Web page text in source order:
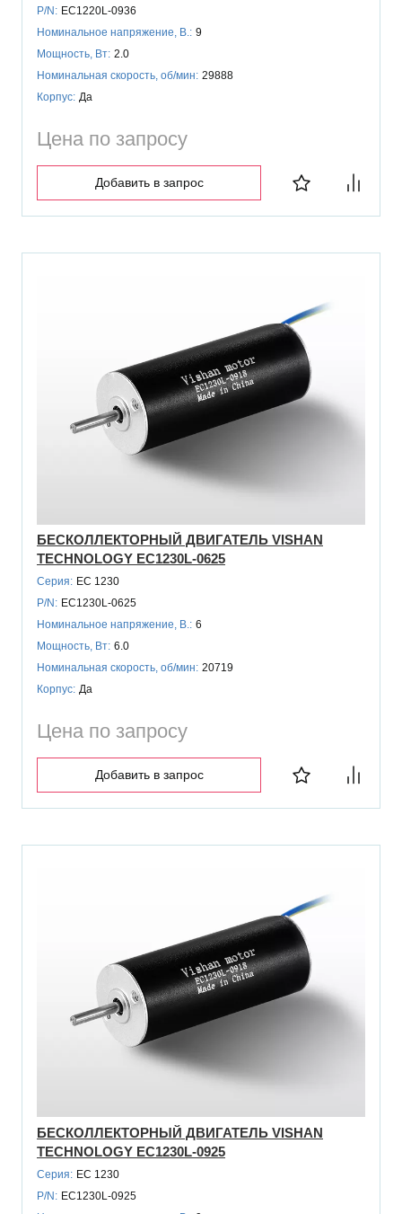
P/N: EC1220L-0936
Номинальное напряжение, В.: 9
Мощность, Вт: 2.0
Номинальная скорость, об/мин: 29888
Корпус: Да
Цена по запросу
Добавить в запрос
БЕСКОЛЛЕКТОРНЫЙ ДВИГАТЕЛЬ VISHAN
TECHNOLOGY EC1230L-0625
Серия: EC 1230
P/N: EC1230L-0625
Номинальное напряжение, В.: 6
Мощность, Вт: 6.0
Номинальная скорость, об/мин: 20719
Корпус: Да
Цена по запросу
Добавить в запрос
БЕСКОЛЛЕКТОРНЫЙ ДВИГАТЕЛЬ VISHAN
TECHNOLOGY EC1230L-0925
Серия: EC 1230
P/N: EC1230L-0925